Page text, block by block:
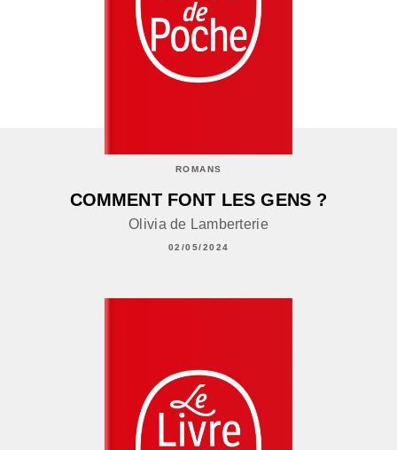
ROMANS
COMMENT FONT LES GENS ?
Olivia de Lamberterie
02/05/2024